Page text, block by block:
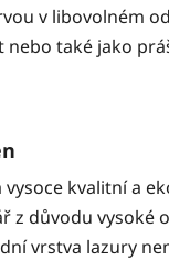
v libovolném
nebo také jako
kvalitní a
z důvodu vysoké
vrstva lazury